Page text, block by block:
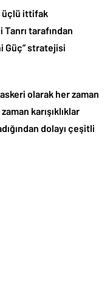
üçlü ittifak
tarafından
Güç” stratejisi
olarak her zaman
karışıklıklar
dolayı çeşitli